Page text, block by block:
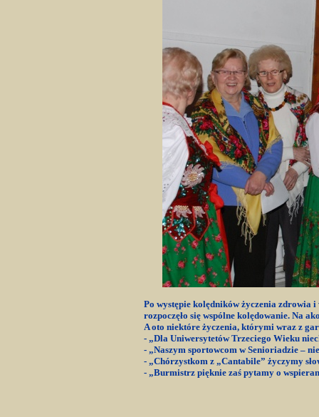
Po występie kolędników życzenia zdrowia
rozpoczęło się wspólne kolędowanie. Na
A oto niektóre życzenia, którymi wraz z
- „Dla Uniwersytetów Trzeciego Wieku
- „Naszym sportowcom w Senioriadzie –
- „Chórzystkom z „Cantabile” życzymy
- „Burmistrz pięknie zaś pytamy o